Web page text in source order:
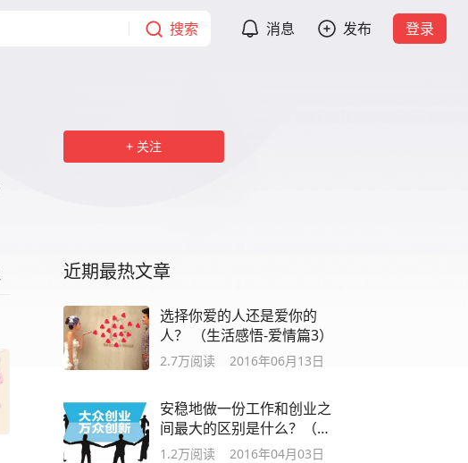
搜索 消息 发布 登录
关注
近期最热文章
选择你爱的人还是爱你的
人？ （生活感悟-爱情篇3）
2.7万阅读 2016年06月13日
安稳地做一份工作和创业之
间最大的区别是什么？（工
作创业篇1）
1.2万阅读 2016年04月03日